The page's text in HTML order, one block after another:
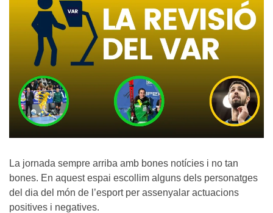
La jornada sempre arriba amb bones notícies i no tan
bones. En aquest espai escollim alguns dels personatges
del dia del món de l’esport per assenyalar actuacions
positives i negatives.